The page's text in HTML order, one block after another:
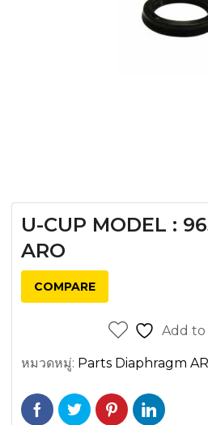
U-CUP MODEL :
ARO
COMPARE
Add to
หมวดหมู่: Parts Diaphragm